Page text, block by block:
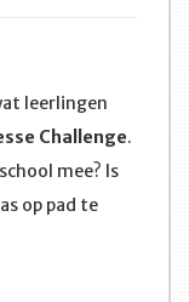
leerlingen
Challenge.
mee? Is
op pad te